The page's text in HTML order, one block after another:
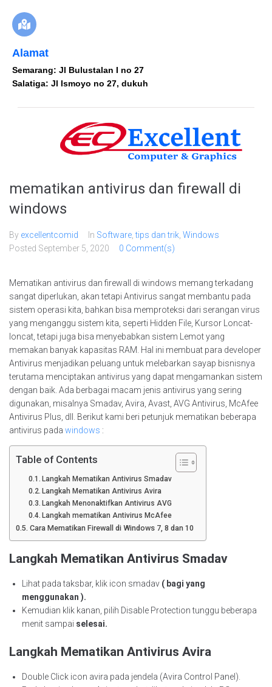
Alamat
Semarang: Jl Bulustalan I no 27
Salatiga: Jl Ismoyo no 27, dukuh
mematikan antivirus dan firewall di
windows
By excellentcomid In Software ,tips dan trik Windows
Posted September 5, 2020 0 Comment(s)
Mematikan antivirus dan firewall di windows memang terkadang
sangat diperlukan, akan tetapi Antivirus sangat membantu pada
sistem operasi kita, bahkan bisa memproteksi dari serangan virus
yang menganggu sistem kita, seperti Hidden File, Kursor Loncat-
loncat, tetapi juga bisa menyebabkan sistem Lemot yang
memakan banyak kapasitas RAM. Hal ini membuat para developer
Antivirus menjadikan peluang untuk melebarkan sayap bisnisnya
terutama menciptakan antivirus yang dapat mengamankan sistem
dengan baik. Ada berbagai macam jenis antivirus yang sering
digunakan, misalnya Smadav, Avira, Avast, AVG Antivirus, McAfee
Antivirus Plus, dll. Berikut kami beri petunjuk mematikan beberapa
antivirus pada windows :
Table of Contents
Langkah Mematikan Antivirus Smadav
Langkah Mematikan Antivirus Avira
Langkah Menonaktifkan Antivirus AVG
Langkah mematikan Antivirus McAfee
Cara Mematikan Firewall di Windows 7, 8 dan 10
Langkah Mematikan Antivirus Smadav
Lihat pada taksbar, klik icon smadav ( bagi yang
menggunakan ).
Kemudian klik kanan, pilih Disable Protection tunggu beberapa
menit sampai selesai.
Langkah Mematikan Antivirus Avira
Double Click icon avira pada jendela (Avira Control Panel).